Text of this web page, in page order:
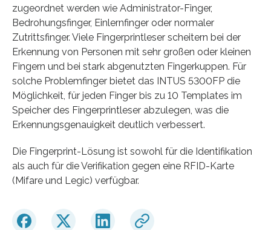
zugeordnet werden wie Administrator-Finger,
Bedrohungsfinger, Einlernfinger oder normaler
Zutrittsfinger. Viele Fingerprintleser scheitern bei der
Erkennung von Personen mit sehr großen oder kleinen
Fingern und bei stark abgenutzten Fingerkuppen. Für
solche Problemfinger bietet das INTUS 5300FP die
Möglichkeit, für jeden Finger bis zu 10 Templates im
Speicher des Fingerprintleser abzulegen, was die
Erkennungsgenauigkeit deutlich verbessert.
Die Fingerprint-Lösung ist sowohl für die Identifikation
als auch für die Verifikation gegen eine RFID-Karte
(Mifare und Legic) verfügbar.